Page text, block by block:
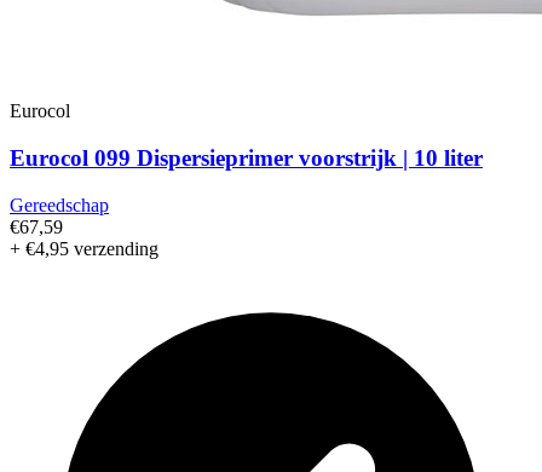
Eurocol
Eurocol 099 Dispersieprimer voorstrijk | 10 liter
Gereedschap
€67,59
+ €4,95 verzending